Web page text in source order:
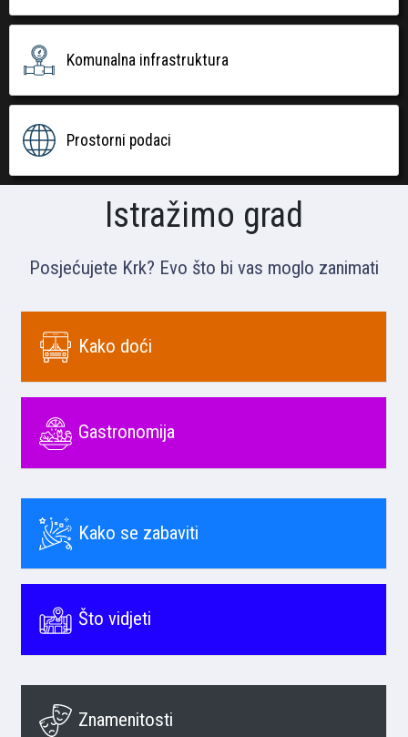
Komunalna infrastruktura
Prostorni podaci
Istražimo grad
Posjećujete Krk? Evo što bi vas moglo zanimati
Kako doći
Gastronomija
Kako se zabaviti
Što vidjeti
Znamenitosti